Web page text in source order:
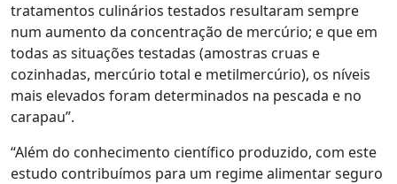
tratamentos culinários testados resultaram sempre
num aumento da concentração de mercúrio; e que em
todas as situações testadas (amostras cruas e
cozinhadas, mercúrio total e metilmercúrio), os níveis
mais elevados foram determinados na pescada e no
carapau”.
“Além do conhecimento científico produzido, com este
estudo contribuímos para um regime alimentar seguro